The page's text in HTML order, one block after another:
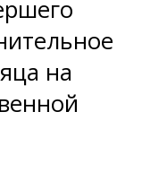
на